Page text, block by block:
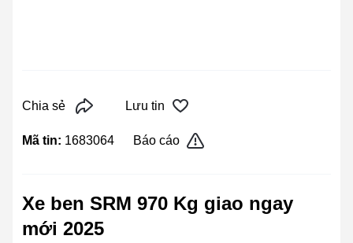
Chia sẻ Lưu tin
Mã tin: 1683064 Báo cáo
Xe ben SRM 970 Kg giao ngay
mới 2025